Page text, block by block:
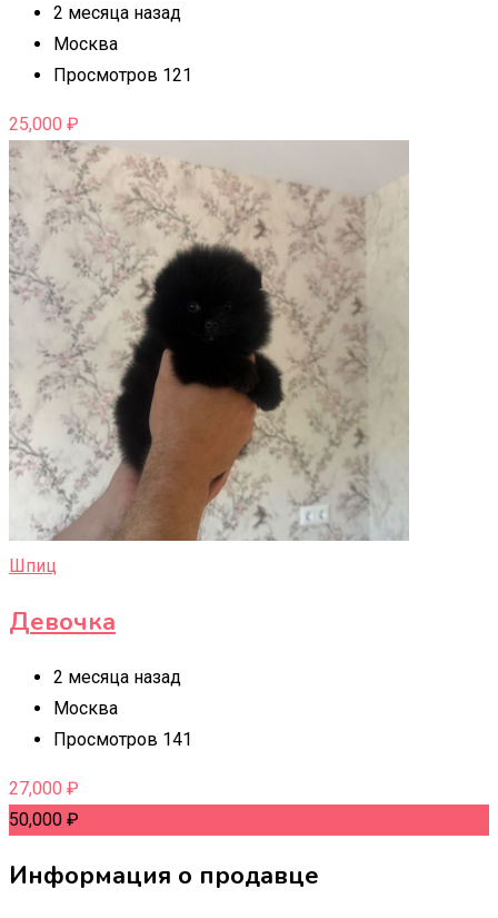
2 месяца назад
Москва
Просмотров 121
25,000 ₽
Шпиц
Девочка
2 месяца назад
Москва
Просмотров 141
27,000 ₽
50,000 ₽
Информация о продавце